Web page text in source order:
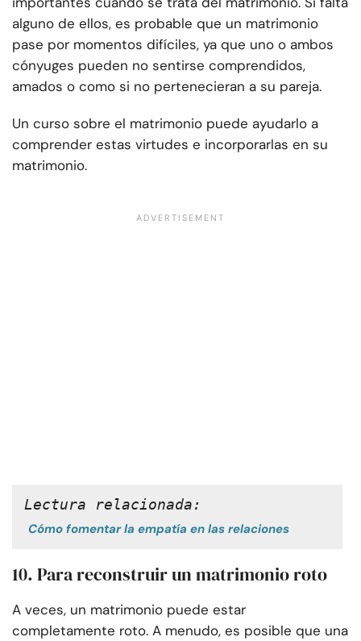
alguno de ellos, es probable que un matrimonio
pase por momentos difíciles, ya que uno o ambos
cónyuges pueden no sentirse comprendidos,
amados o como si no pertenecieran a su pareja.
Un curso sobre el matrimonio puede ayudarlo a
comprender estas virtudes e incorporarlas en su
matrimonio.
Lectura relacionada:
Cómo fomentar la empatía en las relaciones
10. Para reconstruir un matrimonio roto
A veces, un matrimonio puede estar
completamente roto. A menudo, es posible que una